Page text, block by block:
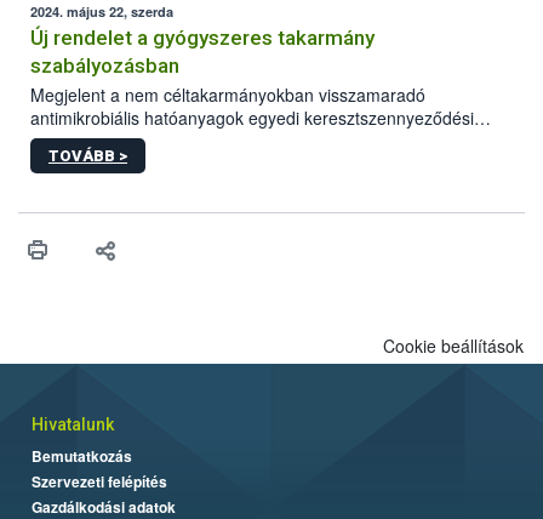
2024. május 22, szerda
Új rendelet a gyógyszeres takarmány
szabályozásban
Megjelent a nem céltakarmányokban visszamaradó
antimikrobiális hatóanyagok egyedi keresztszennyeződési
határértékeinek és ezen anyagokra vonatkozó analitikai
módszerek megállapításáról szóló EU rendelet.
TOVÁBB >
Cookie beállítások
Hivatalunk
Bemutatkozás
Szervezeti felépítés
Gazdálkodási adatok